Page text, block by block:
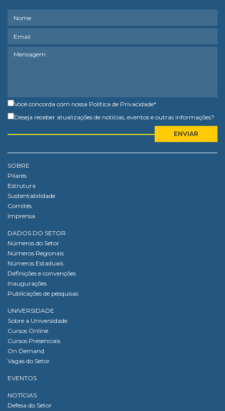
Você concorda com nossa Política de Privacidade*
Deseja receber atualizações de notícias, eventos e outras informações?
SOBRE
Pilares
Estrutura
Sustentabilidade
Comitês
Imprensa
DADOS DO SETOR
Números do Setor
Números Regionais
Números Estaduais
Definições e convenções
Inaugurações
Publicações de pesquisas
UNIVERSIDADE
Sobre a Universidade
Cursos Online
Cursos Presenciais
On Demand
Vagas do Setor
EVENTOS
NOTÍCIAS
Defesa do Setor